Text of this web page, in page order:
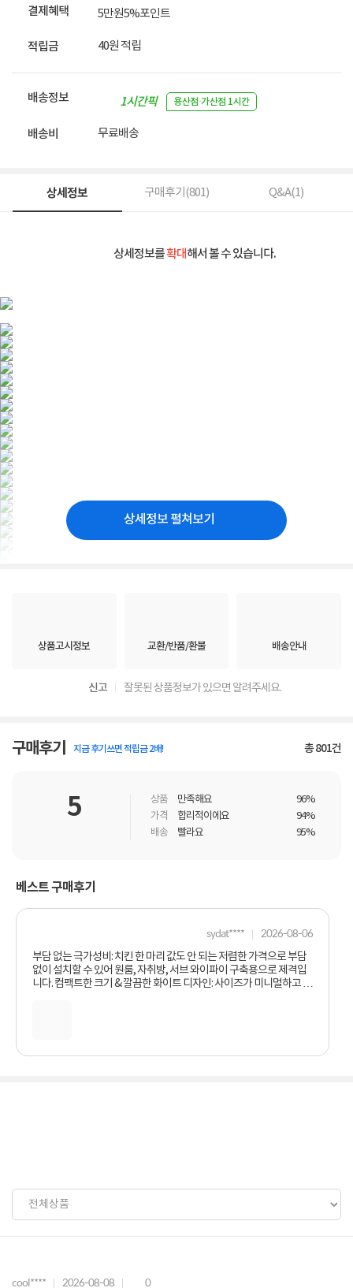
결제혜택 5만원5%포인트
적립금 40원 적립
배송정보
1시간픽
용산점·가산점 1시간
배송비 무료배송
상세정보 구매후기(801) Q&A(1)
상세정보를확대해서 볼 수 있습니다.
상세정보 펼쳐보기
상품고시정보 교환/반품/환불 배송안내
신고 잘못된 상품정보가 있으면 알려주세요.
구매후기 지금 후기쓰면 적립금 2배! 총801건
5 상품 만족해요
96%
가격
합리적이에요
94%
배송
빨라요 95%
베스트 구매후기
sydat**** 2026-08-06
부담 없는 극가성비: 치킨 한 마리 값도 안 되는 저렴한 가격으로 부담
없이 설치할 수 있어 원룸, 자취방, 서브 와이파이 구축용으로 제격입
니다. 컴팩트한 크기 & 깔끔한 화이트 디자인: 사이즈가 미니멀하고 가
cool**** 2026-08-08 0